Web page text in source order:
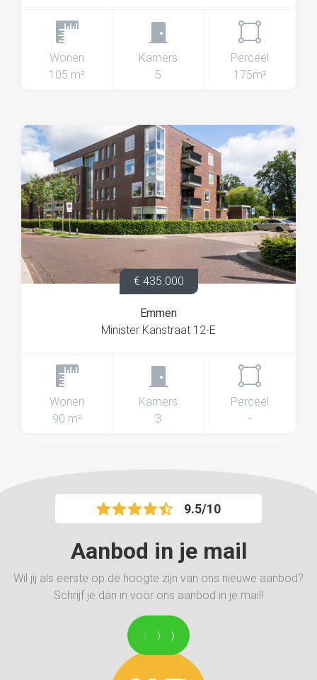
Wonen
105 m²
Kamers
5
Perceel
175m²
€ 435.000
Emmen
Minister Kanstraat 12-E
Wonen
90 m²
Kamers
3
Perceel
-
9.5/10
Aanbod in je mail
Wil jij als eerste op de hoogte zijn van ons nieuwe aanbod?
Schrijf je dan in voor ons aanbod in je mail!